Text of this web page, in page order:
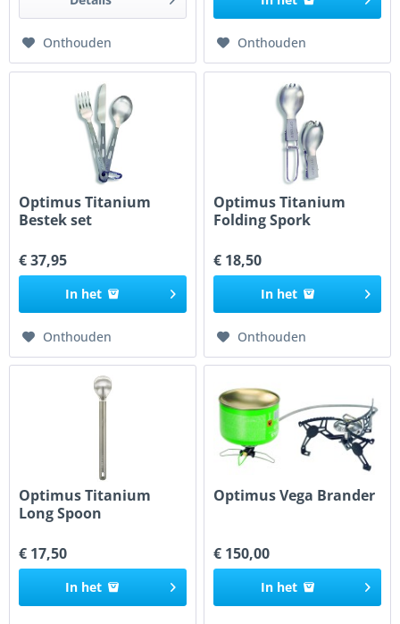
Onthouden Onthouden
Optimus Titanium
Bestek set
€ 37,95
In het
Onthouden
Optimus Titanium
Folding Spork
€ 18,50
In het
Onthouden
Optimus Titanium
Long Spoon
€ 17,50
In het
Optimus Vega Brander
€ 150,00
In het